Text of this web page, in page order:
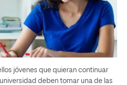
jóvenes que quieran continuar
deben tomar una de las